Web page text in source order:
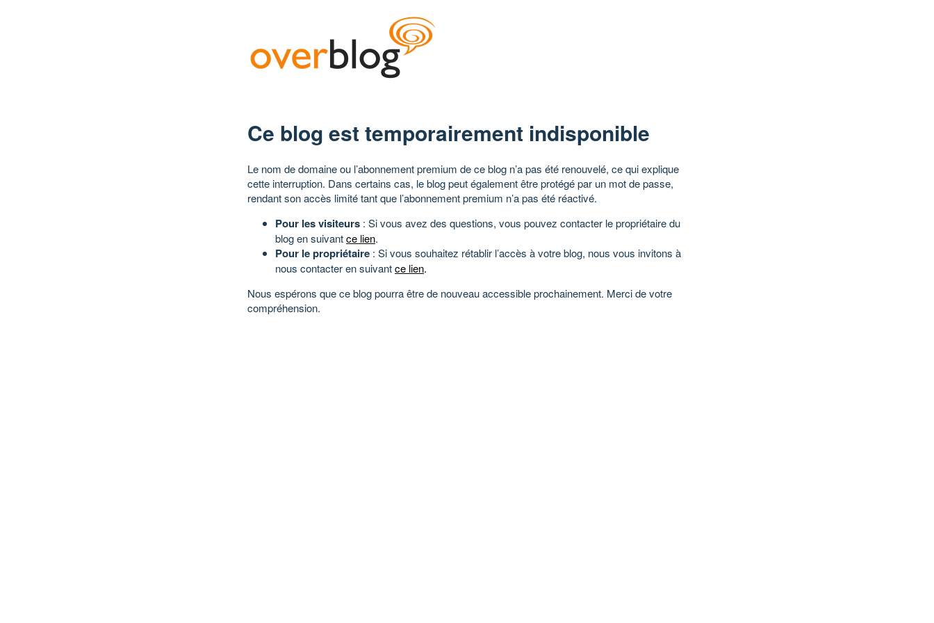
Ce blog est temporairement indisponible
Le nom de domaine ou l’abonnement premium de ce blog n’a pas été renouvelé, ce qui explique
cette interruption. Dans certains cas, le blog peut également être protégé par un mot de passe,
rendant son accès limité tant que l’abonnement premium n’a pas été réactivé.
Pour les visiteurs : Si vous avez des questions, vous pouvez contacter le propriétaire du
blog en suivantce lien.
Pour le propriétaire : Si vous souhaitez rétablir l’accès à votre blog, nous vous invitons à
nous contacter en suivantce lien.
Nous espérons que ce blog pourra être de nouveau accessible prochainement. Merci de votre
compréhension.